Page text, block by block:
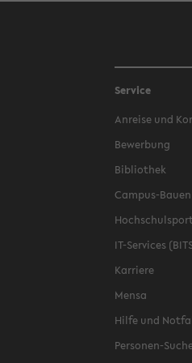
Service
An­rei­se und
Be­wer­bung
Bi­blio­thek
Campus-​Bauen
IT-​Services
Kar­rie­re
Mensa
Hilfe und
Personen-​